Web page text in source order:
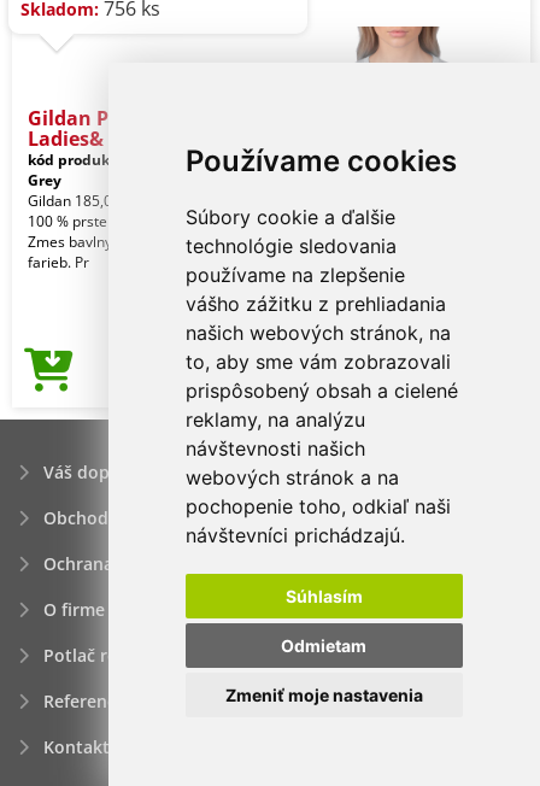
Používame cookies
Súbory cookie a ďalšie
technológie sledovania
používame na zlepšenie
vášho zážitku z prehliadania
našich webových stránok, na
to, aby sme vám zobrazovali
prispôsobený obsah a cielené
reklamy, na analýzu
návštevnosti našich
webových stránok a na
pochopenie toho, odkiaľ naši
návštevníci prichádzajú.
Súhlasím
Odmietam
Zmeniť moje nastavenia
Skladom: 756 ks
Gildan Premium Cotton®
Ladies&
kód produktu: giL4100sp-2xl Sport
Grey
Gildan 185,0 G/m2 (biela 180,0 G/m2).
100 % prstencovo spriadaná bavlna.
Zmes bavlny a polyesteru pre viacero
farieb. Pr
Cena od 2,66€
Váš dopyt
Obchodné podmienky
Ochrana osobných údajov
O firme
Potlač reklamných predmetov
Referencie
Kontakt